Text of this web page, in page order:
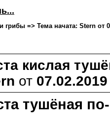
=> Тема начата: Stern от
кислая
от
тушёная